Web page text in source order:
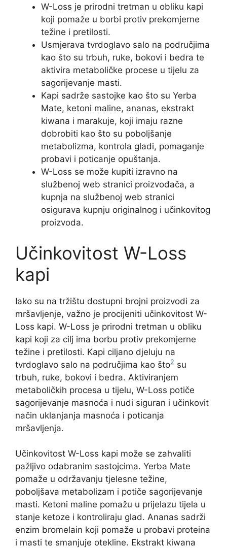
W-Loss je prirodni tretman u obliku kapi
koji pomaže u borbi protiv prekomjerne
težine i pretilosti.
Usmjerava tvrdoglavo salo na područjima
kao što su trbuh, ruke, bokovi i bedra te
aktivira metaboličke procese u tijelu za
sagorijevanje masti.
Kapi sadrže sastojke kao što su Yerba
Mate, ketoni maline, ananas, ekstrakt
kiwana i marakuje, koji imaju razne
dobrobiti kao što su poboljšanje
metabolizma, kontrola gladi, pomaganje
probavi i poticanje opuštanja.
W-Loss se može kupiti izravno na
službenoj web stranici proizvođača, a
kupnja na službenoj web stranici
osigurava kupnju originalnog i učinkovitog
proizvoda.
Učinkovitost W-Loss
kapi
Iako su na tržištu dostupni brojni proizvodi za
mršavljenje, važno je procijeniti učinkovitost W-
Loss kapi. W-Loss je prirodni tretman u obliku
kapi koji za cilj ima borbu protiv prekomjerne
težine i pretilosti. Kapi ciljano djeluju na
tvrdoglavo salo na područjima kao što2 su
trbuh, ruke, bokovi i bedra. Aktiviranjem
metaboličkih procesa u tijelu, W-Loss potiče
sagorijevanje masnoća i nudi siguran i učinkovit
način uklanjanja masnoća i poticanja
mršavljenja.
Učinkovitost W-Loss kapi može se zahvaliti
pažljivo odabranim sastojcima. Yerba Mate
pomaže u održavanju tjelesne težine,
poboljšava metabolizam i potiče sagorijevanje
masti. Ketoni maline pomažu u prijelazu tijela u
stanje ketoze i kontroliraju glad. Ananas sadrži
enzim bromelain koji pomaže u probavi proteina
i masti te smanjuje otekline. Ekstrakt kiwana